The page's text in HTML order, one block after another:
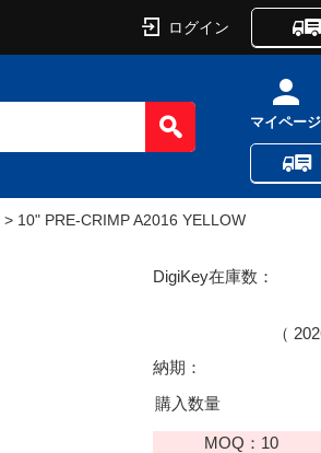
ログイン
マイページ
> 10" PRE-CRIMP A2016 YELLOW
DigiKey在庫数：
（
納期：
購入数量
MOQ： 10